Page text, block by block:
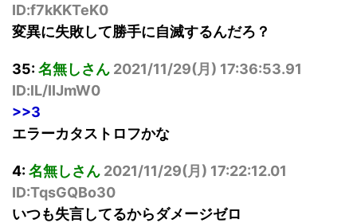
ID:f7kKKTeK0
変異に失敗して勝手に自滅するんだろ？
35:名無しさん 2021/11/29(月) 17:36:53.91
ID:lL/IIJmW0
>>3
エラーカタストロフかな
4:名無しさん 2021/11/29(月) 17:22:12.01
ID:TqsGQBo30
いつも失言してるからダメージゼロ